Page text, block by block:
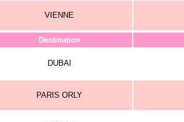
VIENNE
Destination
DUBAI
PARIS ORLY